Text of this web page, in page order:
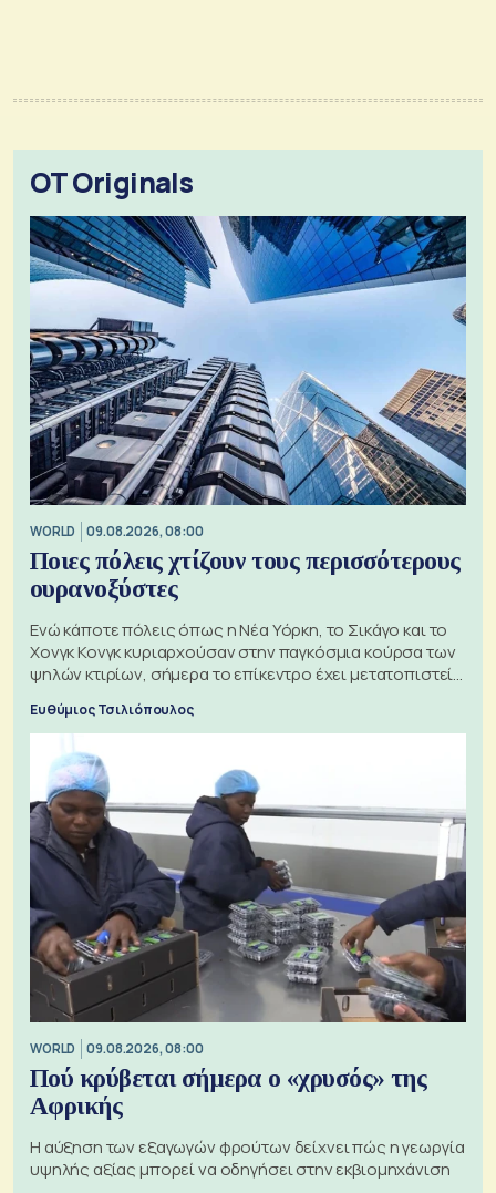
OT Originals
WORLD 09.08.2026, 08:00
Ποιες πόλεις χτίζουν τους περισσότερους
ουρανοξύστες
Ενώ κάποτε πόλεις όπως η Νέα Υόρκη, το Σικάγο και το
Χονγκ Κονγκ κυριαρχούσαν στην παγκόσμια κούρσα των
ψηλών κτιρίων, σήμερα το επίκεντρο έχει μετατοπιστεί
Ευθύμιος Τσιλιόπουλος
WORLD 09.08.2026, 08:00
Πού κρύβεται σήμερα ο «χρυσός» της
Αφρικής
Η αύξηση των εξαγωγών φρούτων δείχνει πώς η γεωργία
υψηλής αξίας μπορεί να οδηγήσει στην εκβιομηχάνιση